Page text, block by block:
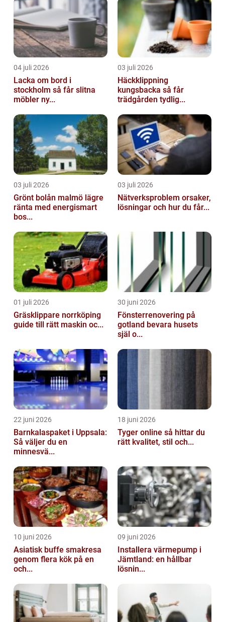
04 juli 2026
Lacka om bord i
stockholm så får slitna
möbler ny...
03 juli 2026
Häckklippning
kungsbacka så får
trädgården tydlig...
03 juli 2026
Grönt bolån malmö lägre
ränta med energismart
bos...
03 juli 2026
Nätverksproblem orsaker,
lösningar och hur du får...
01 juli 2026
Gräsklippare norrköping
guide till rätt maskin oc...
30 juni 2026
Fönsterrenovering på
gotland bevara husets
själ o...
22 juni 2026
Barnkalaspaket i Uppsala:
Så väljer du en
minnesvä...
18 juni 2026
Tyger online så hittar du
rätt kvalitet, stil och...
10 juni 2026
Asiatisk buffe smakresa
genom flera kök på en
och...
09 juni 2026
Installera värmepump i
Jämtland: en hållbar
lösnin...